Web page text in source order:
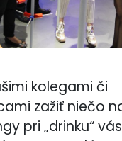
kolegami či
zažiť niečo
pri „drinku“